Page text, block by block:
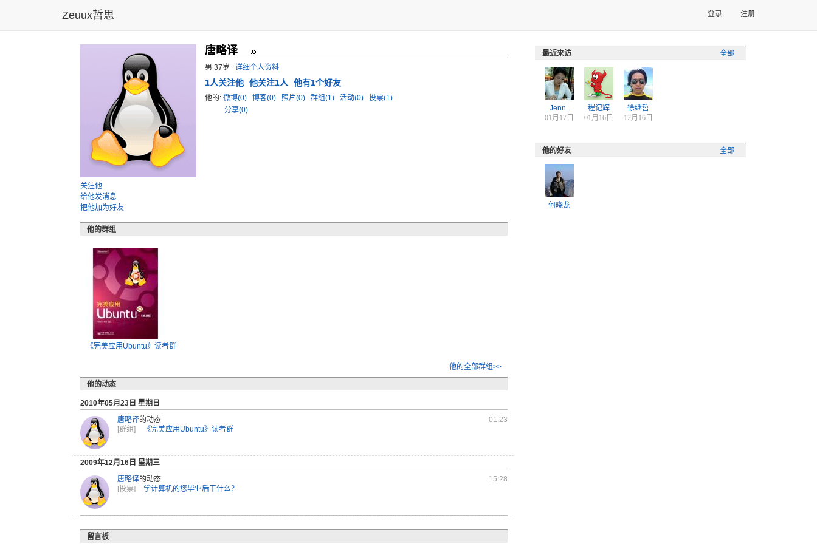
Zeuux哲思 登录 注册
关注他
给他发消息
把他加为好友
唐略译
男 37岁 详细个人资料
1人关注他 他关注1人 他有1个好友
他的: 微博(0) 博客(0) 照片(0) 群组(1) 活动(0)
投票(1)
分享(0)
他的群组
《完美应用Ubuntu》读者群
他的全部群组>>
他的动态
2010年05月23日 星期日
唐略译的动态
01:23
[群组]
《完美应用Ubuntu》读者群
2009年12月16日 星期三
唐略译的动态
15:28
[投票]
学计算机的您毕业后干什么？
留言板
全部
最近来访
Jenn..
01月17日
程记辉
01月16日
徐继哲
12月16日
全部
他的好友
何晓龙